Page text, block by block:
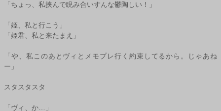
「ちょっ、私挟んで睨み合いすんな鬱陶しい！」
「姫、私と行こう」
「姫君、私と来たまえ」
「や、私このあとヴィとメモプレ行く約束してるから。じゃあね
ー」
スタスタスタ
「ヴィ、か…」